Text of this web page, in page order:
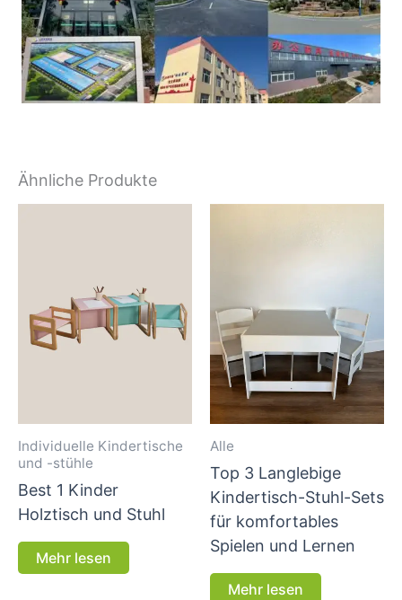
Ähnliche Produkte
Individuelle Kindertische
und -stühle
Best 1 Kinder
Holztisch und Stuhl
Mehr lesen
Alle
Top 3 Langlebige
Kindertisch-Stuhl-Sets
für komfortables
Spielen und Lernen
Mehr lesen